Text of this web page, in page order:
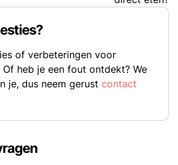
of verbeteringen voor
Of heb je een fout ontdekt? We
je, dus neem gerust contact